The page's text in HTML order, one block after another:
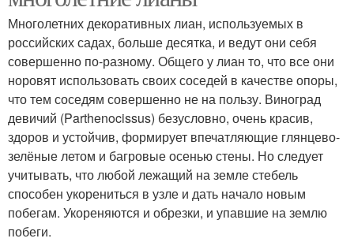
Многолетних декоративных лиан, используемых в
российских садах, больше десятка, и ведут они себя
совершенно по-разному. Общего у лиан то, что все они
норовят использовать своих соседей в качестве опоры,
что тем соседям совершенно не на пользу. Виноград
девичий (Parthenocissus) безусловно, очень красив,
здоров и устойчив, формирует впечатляющие глянцево-
зелёные летом и багровые осенью стены. Но следует
учитывать, что любой лежащий на земле стебель
способен укорениться в узле и дать начало новым
побегам. Укореняются и обрезки, и упавшие на землю
побеги.